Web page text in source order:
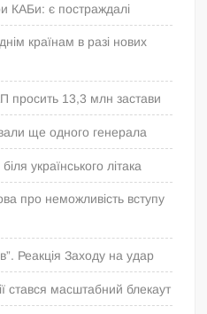
КАБи: є постраждалі
країнам в разі нових
просить 13,3 млн застави
ще одного генерала
українського літака
про неможливість вступу
Реакція Заходу на удар
стався масштабний блекаут